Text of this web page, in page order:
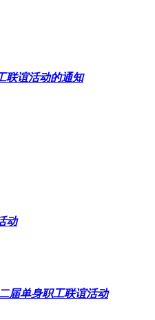
联谊活动的通知
动
届单身职工联谊活动